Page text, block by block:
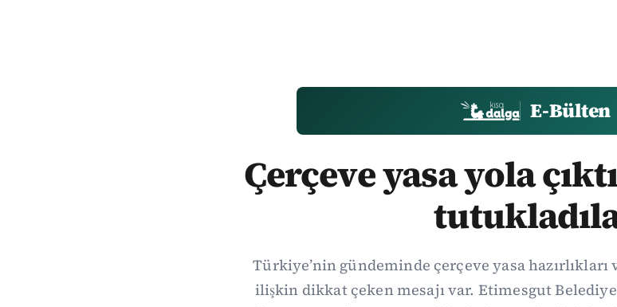
E-Bülten
Çerçeve yasa yola
Türkiye’nin gündeminde çerçeve yasa hazırlıkları
ilişkin dikkat çeken mesajı var. Etimesgut